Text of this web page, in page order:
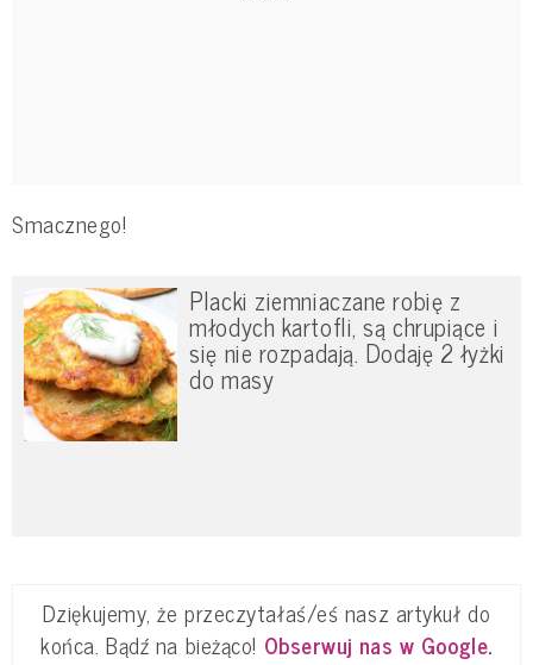
Smacznego!
Placki ziemniaczane robię z
młodych kartofli, są chrupiące i
się nie rozpadają. Dodaję 2 łyżki
do masy
Dziękujemy, że przeczytałaś/eś nasz artykuł do
końca. Bądź na bieżąco! Obserwuj nas w Google.